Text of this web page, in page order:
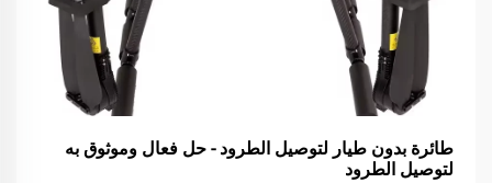
طائرة بدون طيار لتوصيل الطرود - حل فعال وموثوق به
لتوصيل الطرود